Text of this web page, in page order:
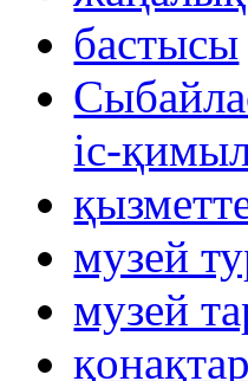
бастысы
іс-
музей
музей